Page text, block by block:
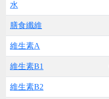
水
膳食纖維
維生素A
維生素B1
維生素B2